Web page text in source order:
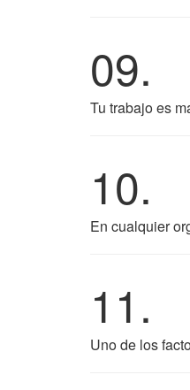
09.
Tu trabajo es
10.
En cualquier
11.
Uno de los